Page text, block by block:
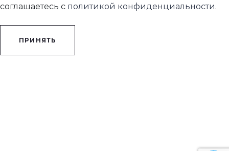
соглашаетесь с политикой конфиденциальности.
ПРИНЯТЬ